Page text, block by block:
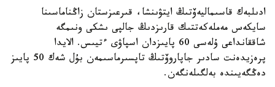
ادىلبەك قاسىماليەۆتىڭ ايتۋىنشا، قىرعىزستان زاڭناماسىنا
سايكەس مەملەكەتتىك قارىزدىڭ جالپى ىشكى ونىمگە
شاققانداعى ۇلەسى 60 پايىزدان اسپاۋى ءتيىس. الايدا
پرەزيدەنت سادىر جاپاروۆتىڭ تاپسىرماسىمەن بۇل شەك 50 پايىز
دەڭگەيىندە بەلگىلەنگەن.